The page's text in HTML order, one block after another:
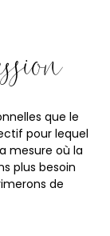
que le
pour lequel
mesure où la
plus besoin
de